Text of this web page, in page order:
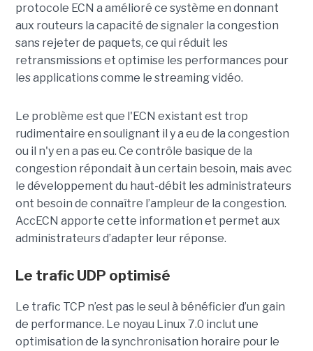
protocole ECN a amélioré ce système en donnant
aux routeurs la capacité de signaler la congestion
sans rejeter de paquets, ce qui réduit les
retransmissions et optimise les performances pour
les applications comme le streaming vidéo.
Le problème est que l'ECN existant est trop
rudimentaire en soulignant il y a eu de la congestion
ou il n'y en a pas eu. Ce contrôle basique de la
congestion répondait à un certain besoin, mais avec
le développement du haut-débit les administrateurs
ont besoin de connaître l’ampleur de la congestion.
AccECN apporte cette information et permet aux
administrateurs d’adapter leur réponse.
Le trafic UDP optimisé
Le trafic TCP n’est pas le seul à bénéficier d’un gain
de performance. Le noyau Linux 7.0 inclut une
optimisation de la synchronisation horaire pour le